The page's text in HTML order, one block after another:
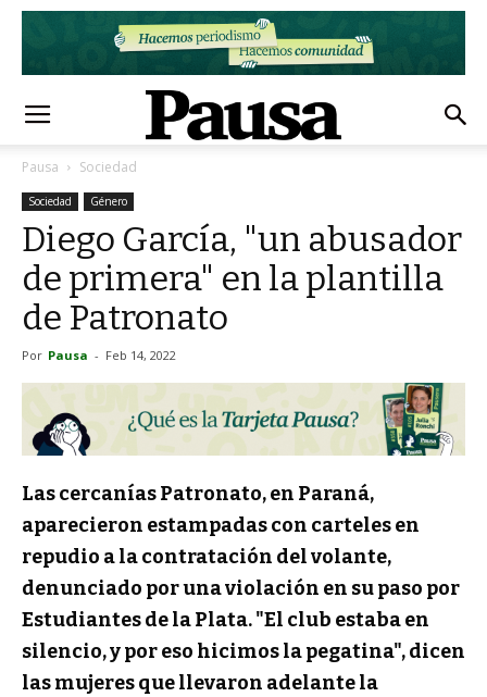
Pausa Sociedad
Sociedad Género
Diego García, "un abusador
de primera" en la plantilla
de Patronato
Por Pausa - Feb 14, 2022
Las cercanías Patronato, en Paraná,
aparecieron estampadas con carteles en
repudio a la contratación del volante,
denunciado por una violación en su paso por
Estudiantes de la Plata. "El club estaba en
silencio, y por eso hicimos la pegatina", dicen
las mujeres que llevaron adelante la